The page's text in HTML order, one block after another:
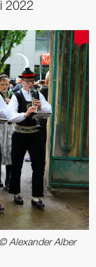
2022
© Alexander Alber